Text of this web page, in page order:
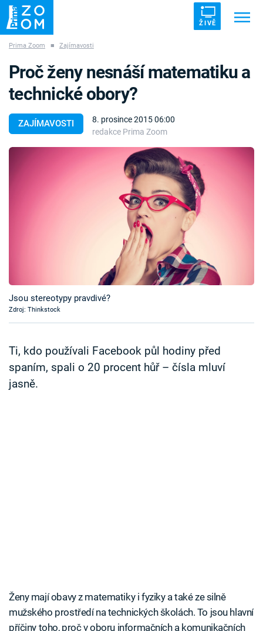
ŽIVĚ
ZÁHADY VETŘELCI DÁVNOVĚKU
Sledujte prima+
Sledujte nás
Prima Zoom ■ Zajímavosti
ZAJÍMAVOSTI
8. prosince 2015 06:00
redakce Prima Zoom
Proč ženy nesnáší matematiku a
technické obory?
Jsou stereotypy pravdivé?
Zdroj: Thinkstock
Ti, kdo používali Facebook půl hodiny před
spaním, spali o 20 procent hůř – čísla mluví
jasně.
Ženy mají obavy z matematiky i fyziky a také ze silně
mužského prostředí na technických školách. To jsou hlavní
příčiny toho, proč v oboru informačních a komunikačních